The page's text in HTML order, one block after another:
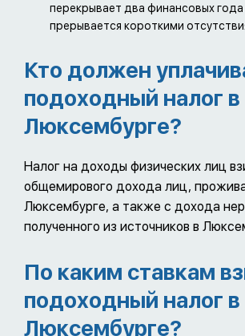
перекрывает два финансовых года
прерывается короткими
Кто должен
подоходный налог в
Люксембурге?
Налог на доходы физических лиц
общемирового дохода лиц,
Люксембурге, а также с дохода
полученного из источников в
По каким ставкам
подоходный налог в
Люксембурге?